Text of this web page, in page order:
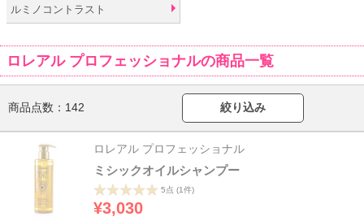
ルミノコントラスト
ロレアル プロフェッショナルの商品一覧
商品点数： 142 絞り込み
ロレアル プロフェッショナル
ミシックオイルシャンプー
5点 (1件)
¥3,030